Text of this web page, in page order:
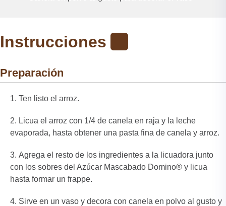
Instrucciones
Preparación
Ten listo el arroz.
Licua el arroz con 1/4 de canela en raja y la leche
evaporada, hasta obtener una pasta fina de canela y arroz.
Agrega el resto de los ingredientes a la licuadora junto
con los sobres del Azúcar Mascabado Domino® y licua
hasta formar un frappe.
Sirve en un vaso y decora con canela en polvo al gusto y